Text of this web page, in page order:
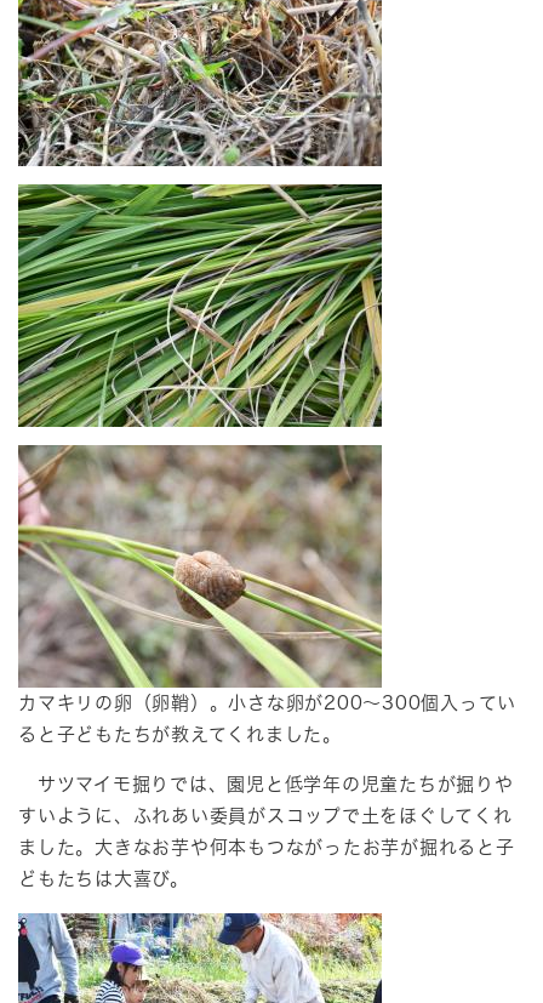
カマキリの卵（卵鞘）。小さな卵が200～300個入ってい
ると子どもたちが教えてくれました。
サツマイモ掘りでは、園児と低学年の児童たちが掘りや
すいように、ふれあい委員がスコップで土をほぐしてくれ
ました。大きなお芋や何本もつながったお芋が掘れると子
どもたちは大喜び。